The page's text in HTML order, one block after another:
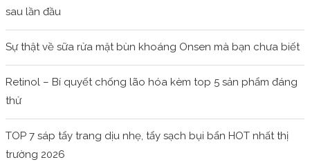
sau lần đầu
Sự thật về sữa rửa mặt bùn khoáng Onsen mà bạn chưa biết
Retinol – Bí quyết chống lão hóa kèm top 5 sản phẩm đáng
thử
TOP 7 sáp tẩy trang dịu nhẹ, tẩy sạch bụi bẩn HOT nhất thị
trường 2026